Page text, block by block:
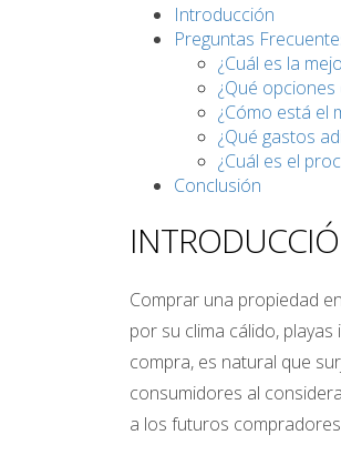
Introducción
Preguntas
¿Cuál es la
¿Qué
¿Cómo está el
¿Qué gastos
¿Cuál es el
Conclusión
Comprar una propiedad
por su clima cálido,
compra, es natural que
consumidores al
a los futuros